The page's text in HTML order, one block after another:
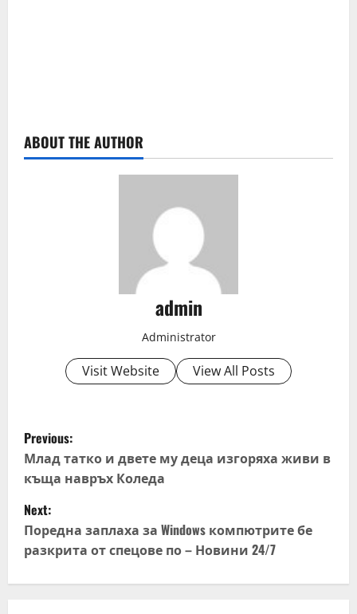
ABOUT THE AUTHOR
admin
Administrator
Visit Website View All Posts
P
o
s
t
n
Previous:
Млад татко и двете му деца изгоряха живи в
къща навръх Коледа
Next:
Поредна заплаха за Windows компютрите бе
разкрита от спецове по – Новини 24/7